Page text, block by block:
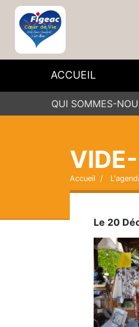
ACCUEIL
QUI SOMMES-
Accueil
Le 20